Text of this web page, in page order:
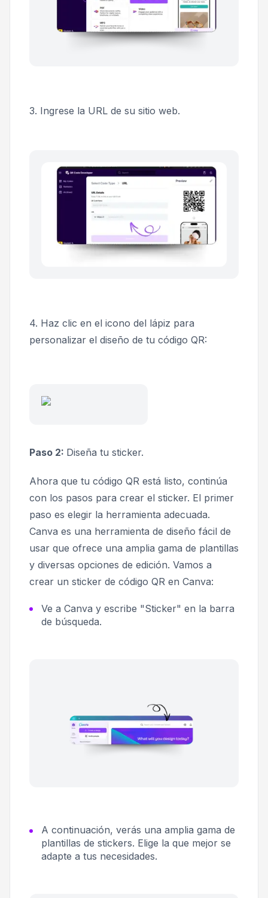
3. Ingrese la URL de su sitio web.
4. Haz clic en el icono del lápiz para
personalizar el diseño de tu código QR:
Paso 2: Diseña tu sticker.
Ahora que tu código QR está listo, continúa
con los pasos para crear el sticker. El primer
paso es elegir la herramienta adecuada.
Canva es una herramienta de diseño fácil de
usar que ofrece una amplia gama de plantillas
y diversas opciones de edición. Vamos a
crear un sticker de código QR en Canva:
Ve a Canva y escribe "Sticker" en la barra
de búsqueda.
A continuación, verás una amplia gama de
plantillas de stickers. Elige la que mejor se
adapte a tus necesidades.